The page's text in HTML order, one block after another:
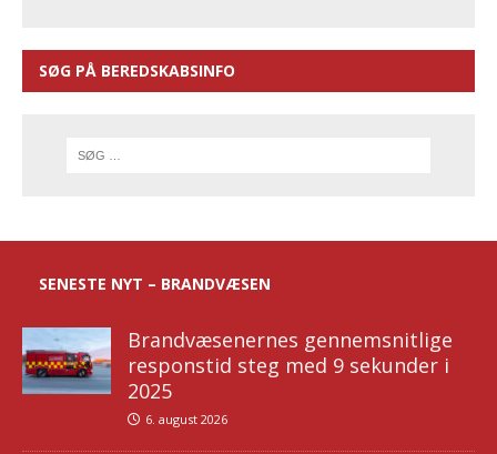
SØG PÅ BEREDSKABSINFO
SENESTE NYT – BRANDVÆSEN
Brandvæsenernes gennemsnitlige
responstid steg med 9 sekunder i
2025
6. august 2026